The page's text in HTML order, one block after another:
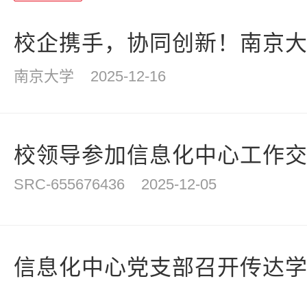
校企携手，协同创新！南京
南京大学 2025-12-16
校领导参加信息化中心工作
SRC-655676436 2025-12-05
信息化中心党支部召开传达